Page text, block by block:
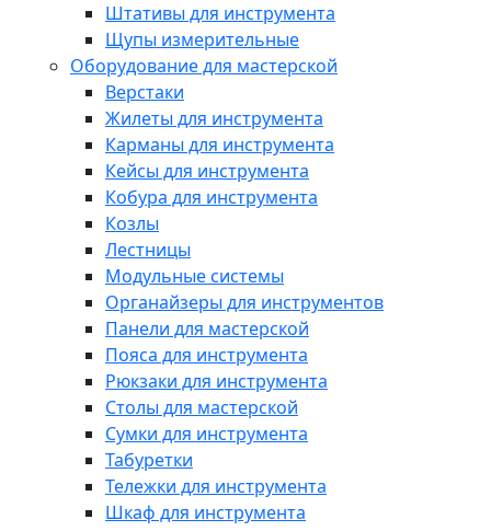
Штативы для инструмента
Щупы измерительные
Оборудование для мастерской
Верстаки
Жилеты для инструмента
Карманы для инструмента
Кейсы для инструмента
Кобура для инструмента
Козлы
Лестницы
Модульные системы
Органайзеры для инструментов
Панели для мастерской
Пояса для инструмента
Рюкзаки для инструмента
Столы для мастерской
Сумки для инструмента
Табуретки
Тележки для инструмента
Шкаф для инструмента